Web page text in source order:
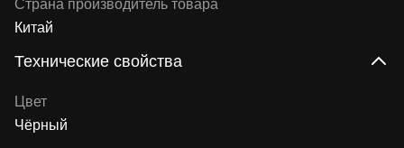
Страна производитель товара
Китай
Технические свойства
Цвет
Чёрный